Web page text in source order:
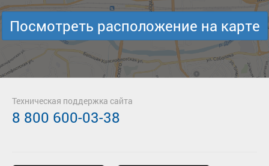
Посмотреть расположение на карте
Техническая поддержка сайта
8 800 600-03-38